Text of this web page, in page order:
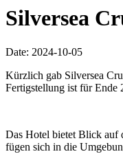
Silversea
Date: 2024-10-05
Kürzlich gab Silversea
Fertigstellung ist für Ende
Das Hotel bietet Blick auf
fügen sich in die